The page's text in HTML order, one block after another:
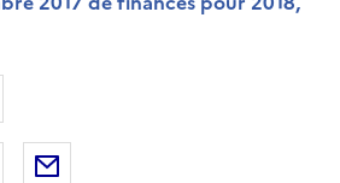
au format pdf
sur Twitter
Partager sur LinkedIn